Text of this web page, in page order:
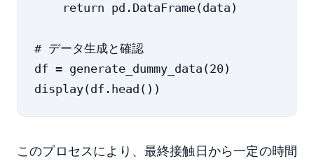
    return pd.DataFrame(data)
# データ生成と確認
df = generate_dummy_data(20)
このプロセスにより、最終接触日から一定の時間